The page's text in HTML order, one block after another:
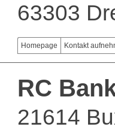
63303
Homepage Kontakt
RC
21614